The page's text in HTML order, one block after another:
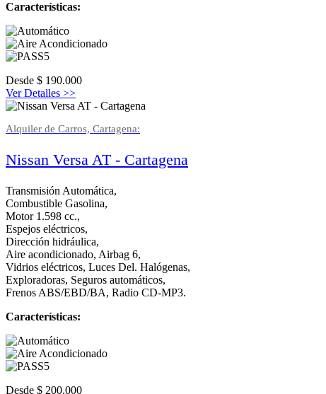
Características:
Desde $ 190.000
Ver Detalles >>
Alquiler de Carros, Cartagena:
Nissan Versa AT - Cartagena
Transmisión Automática,
Combustible Gasolina,
Motor 1.598 cc.,
Espejos eléctricos,
Dirección hidráulica,
Aire acondicionado, Airbag 6,
Vidrios eléctricos, Luces Del. Halógenas,
Exploradoras, Seguros automáticos,
Frenos ABS/EBD/BA, Radio CD-MP3.
Características:
Desde $ 200.000